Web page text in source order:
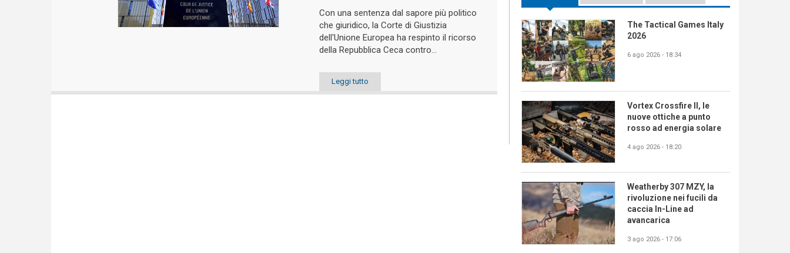
Con una sentenza dal sapore più politico
che giuridico, la Corte di Giustizia
dell'Unione Europea ha respinto il ricorso
della Repubblica Ceca contro...
Leggi tutto
The Tactical Games Italy
2026
6 ago 2026 - 18:34
Vortex Crossfire II, le
nuove ottiche a punto
rosso ad energia solare
4 ago 2026 - 18:20
Weatherby 307 MZY, la
rivoluzione nei fucili da
caccia In-Line ad
avancarica
3 ago 2026 - 17:06